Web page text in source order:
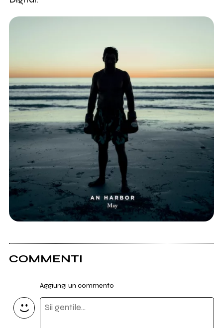
COMMENTI
Aggiungi un commento